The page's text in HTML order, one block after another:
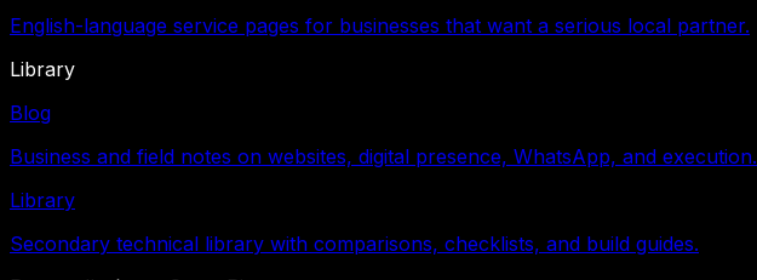
English-language service pages for businesses that want a serious local partner.
Library
Blog
Business and field notes on websites, digital presence, WhatsApp, and execution.
Library
Secondary technical library with comparisons, checklists, and build guides.